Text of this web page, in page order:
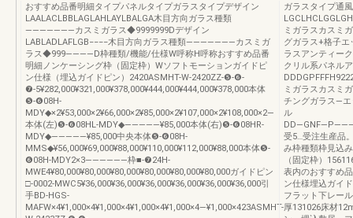
おすすめ品番明細タイプパネルタイプガラスタイプデザイン
LAALACLBBLAGLAHLAYLBALGA木目方向ガラス種類
―――――――カスミガラス◆9999999Dデザイン
LABLADLAFLGB−−−−木目方向ガラス種類―――――――カスミガ
ラス◆999――――D枠種類/機能/仕様W呼称H呼称おすすめ品番
明細ノンケーシング枠（固定枠）Wソフトモーションガイドピ
ン仕様（埋込ガイドピン）2420ASMHT-W-2420ZZ-❺-❻-
❼-5¥282,000¥321,000¥378,000¥444,000¥444,000¥378,000本体
❺-❻08H-
MDY◆×2¥53,000×2¥66,000×2¥85,000×2¥107,000×2¥108,000×2―
本体(左)❺-❻08HL-MDY◆―――――¥85,000本体(右)❺-❻08HR-
MDY◆―――――¥85,000中央本体❺-❻08H-
MMS◆¥56,000¥69,000¥88,000¥110,000¥112,000¥88,000本体❺-
❻08H-MDY2×3――――――枠■-❼24H-
MWE4¥80,000¥80,000¥80,000¥80,000¥80,000¥80,000ガイドピン
□-0002-MWC5¥36,000¥36,000¥36,000¥36,000¥36,000¥36,000引
手BD-HGS-
MAFW×4¥1,000×4¥1,000×4¥1,000×4¥1,000×4―¥1,000×423ASMHT-
ガラスタイプ通
ミガラスカスミ
グガラス+格子エ
ラスアンティー
クリル系パネル
ミガラスカスミ
チングガラス―
ル
受5…受注生産品
み枠種類枠見込
（固定枠）
表内のおすすめ
ン仕様埋込ガイ
フラット下レー
厚131026床材